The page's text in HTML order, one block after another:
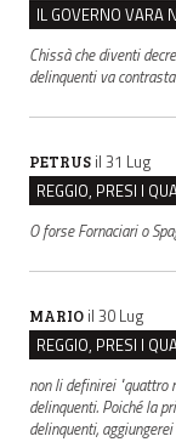
Chissà che diventi
delinquenti va
PETRUS il 31 Lug
O forse Fornaciari o
MARIO il 30 Lug
non li definirei "quattro
delinquenti. Poiché la
delinquenti, aggiungerei